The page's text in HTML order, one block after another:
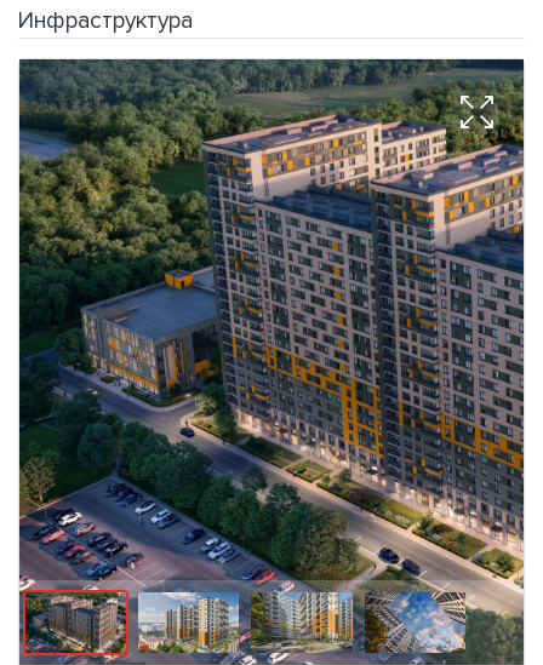
Инфраструктура